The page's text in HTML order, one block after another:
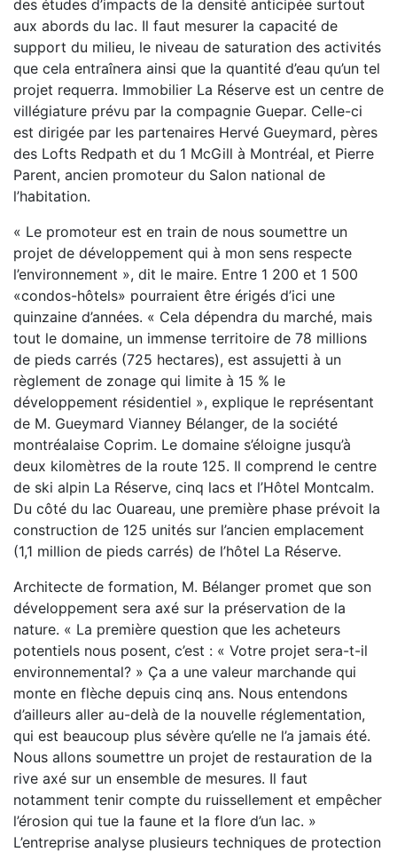
des études d’impacts de la densité anticipée surtout
aux abords du lac. Il faut mesurer la capacité de
support du milieu, le niveau de saturation des activités
que cela entraînera ainsi que la quantité d’eau qu’un tel
projet requerra. Immobilier La Réserve est un centre de
villégiature prévu par la compagnie Guepar. Celle-ci
est dirigée par les partenaires Hervé Gueymard, pères
des Lofts Redpath et du 1 McGill à Montréal, et Pierre
Parent, ancien promoteur du Salon national de
l’habitation.
« Le promoteur est en train de nous soumettre un
projet de développement qui à mon sens respecte
l’environnement », dit le maire. Entre 1 200 et 1 500
«condos-hôtels» pourraient être érigés d’ici une
quinzaine d’années. « Cela dépendra du marché, mais
tout le domaine, un immense territoire de 78 millions
de pieds carrés (725 hectares), est assujetti à un
règlement de zonage qui limite à 15 % le
développement résidentiel », explique le représentant
de M. Gueymard Vianney Bélanger, de la société
montréalaise Coprim. Le domaine s’éloigne jusqu’à
deux kilomètres de la route 125. Il comprend le centre
de ski alpin La Réserve, cinq lacs et l’Hôtel Montcalm.
Du côté du lac Ouareau, une première phase prévoit la
construction de 125 unités sur l’ancien emplacement
(1,1 million de pieds carrés) de l’hôtel La Réserve.
Architecte de formation, M. Bélanger promet que son
développement sera axé sur la préservation de la
nature. « La première question que les acheteurs
potentiels nous posent, c’est : « Votre projet sera-t-il
environnemental? » Ça a une valeur marchande qui
monte en flèche depuis cinq ans. Nous entendons
d’ailleurs aller au-delà de la nouvelle réglementation,
qui est beaucoup plus sévère qu’elle ne l’a jamais été.
Nous allons soumettre un projet de restauration de la
rive axé sur un ensemble de mesures. Il faut
notamment tenir compte du ruissellement et empêcher
l’érosion qui tue la faune et la flore d’un lac. »
L’entreprise analyse plusieurs techniques de protection